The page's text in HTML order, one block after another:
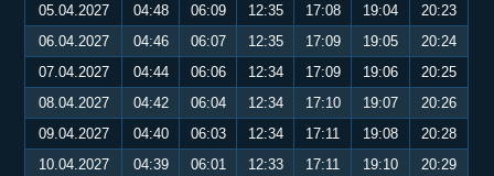
05.04.2027
04:48 06:09 12:35 17:08 19:04
20:23
06.04.2027
04:46 06:07 12:35 17:09 19:05
20:24
07.04.2027
04:44 06:06 12:34 17:09 19:06
20:25
08.04.2027
04:42 06:04 12:34 17:10 19:07
20:26
09.04.2027
04:40 06:03 12:34 17:11 19:08
20:28
10.04.2027
04:39 06:01 12:33 17:11 19:10 20:29